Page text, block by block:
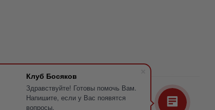
Клуб Босяков
Здравствуйте! Готовы помочь Вам.
Напишите, если у Вас появятся
вопросы.